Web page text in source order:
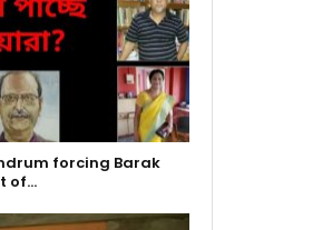
forcing Barak
of…